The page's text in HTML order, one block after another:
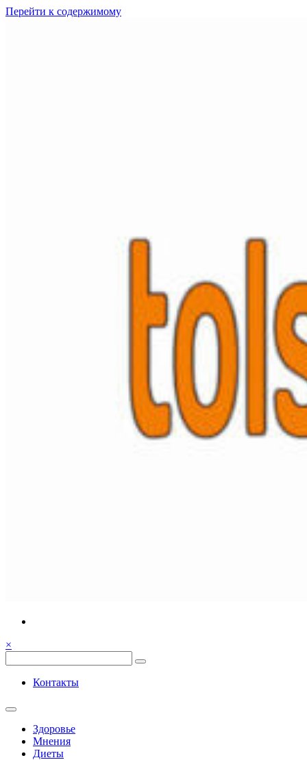
Перейти к содержимому
Весёлый и здоровый образ
жизни
Семья, общение, здоровье.
×
Весёлый и здоровый образ жизни
Контакты
Здоровье
Мнения
Диеты